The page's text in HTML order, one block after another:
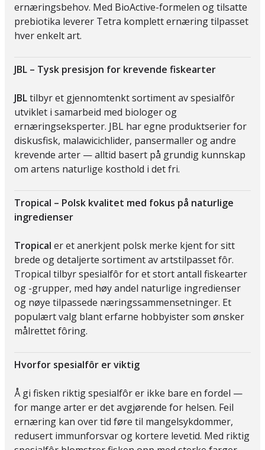
ernæringsbehov. Med BioActive-formelen og tilsatte
prebiotika leverer Tetra komplett ernæring tilpasset
hver enkelt art.
JBL – Tysk presisjon for krevende fiskearter
JBLtilbyr et gjennomtenkt sortiment av spesialfôr
utviklet i samarbeid med biologer og
ernæringseksperter. JBL har egne produktserier for
diskusfisk, malawicichlider, pansermaller og andre
krevende arter — alltid basert på grundig kunnskap
om artens naturlige kosthold i det fri.
Tropical – Polsk kvalitet med fokus på naturlige
ingredienser
Tropical er et anerkjent polsk merke kjent for sitt
brede og detaljerte sortiment av artstilpasset fôr.
Tropical tilbyr spesialfôr for et stort antall fiskearter
og -grupper, med høy andel naturlige ingredienser
og nøye tilpassede næringssammensetninger. Et
populært valg blant erfarne hobbyister som ønsker
målrettet fôring.
Hvorfor spesialfôr er viktig
Å gi fisken riktig spesialfôr er ikke bare en fordel —
for mange arter er det avgjørende for helsen. Feil
ernæring kan over tid føre til mangelsykdommer,
redusert immunforsvar og kortere levetid. Med riktig